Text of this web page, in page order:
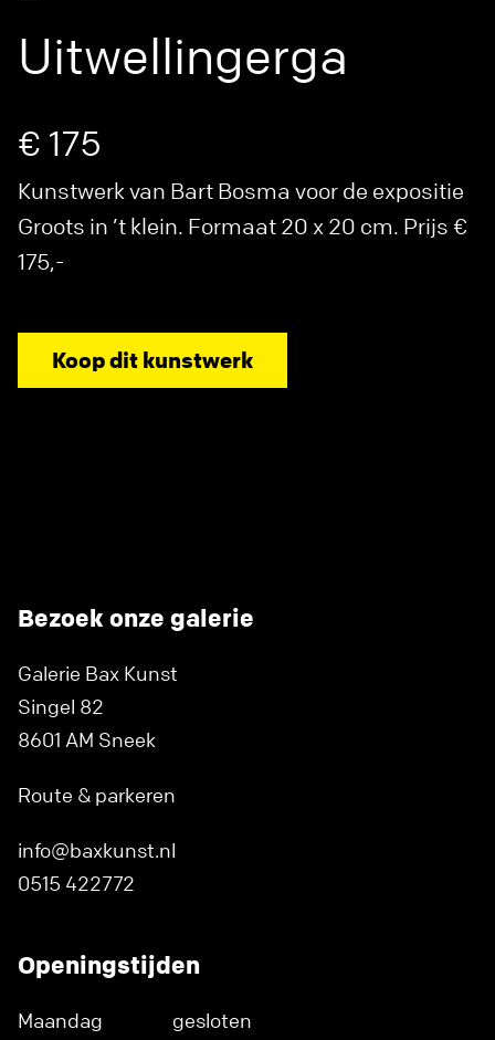
Uitwellingerga
€ 175
Kunstwerk van Bart Bosma voor de expositie
Groots in ’t klein. Formaat 20 x 20 cm. Prijs €
175,-
Koop dit kunstwerk
Bezoek onze galerie
Galerie Bax Kunst
Singel 82
8601 AM Sneek
Route & parkeren
info@baxkunst.nl
0515 422772
Openingstijden
Maandag
gesloten